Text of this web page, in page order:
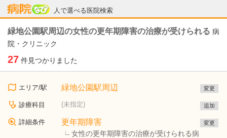
人で選べる医院検索
病院なび
緑地公園駅周辺の女性の更年期障害の治療が受けられる 病
院・クリニック
27 件見つかりました
エリア/駅 緑地公園駅周辺 変更
診療科目 (未指定) 追加
詳細条件 更年期障害
女性の更年期障害の治療が受けられる病
変更